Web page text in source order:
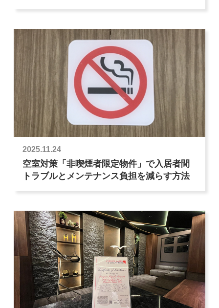
2025.11.24
空室対策「非喫煙者限定物件」で入居者間
トラブルとメンテナンス負担を減らす方法